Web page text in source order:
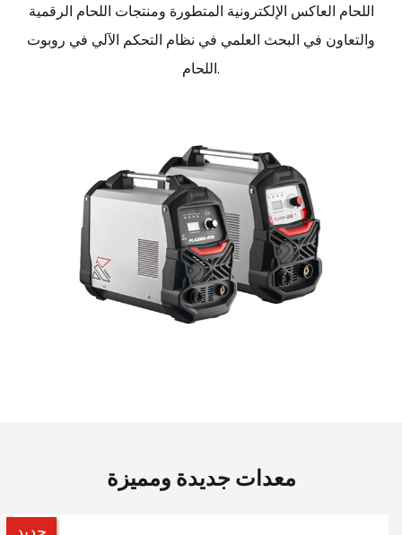
اللحام العاكس الإلكترونية المتطورة ومنتجات اللحام الرقمية
والتعاون في البحث العلمي في نظام التحكم الآلي في روبوت
اللحام.
معدات جديدة ومميزة
جديد